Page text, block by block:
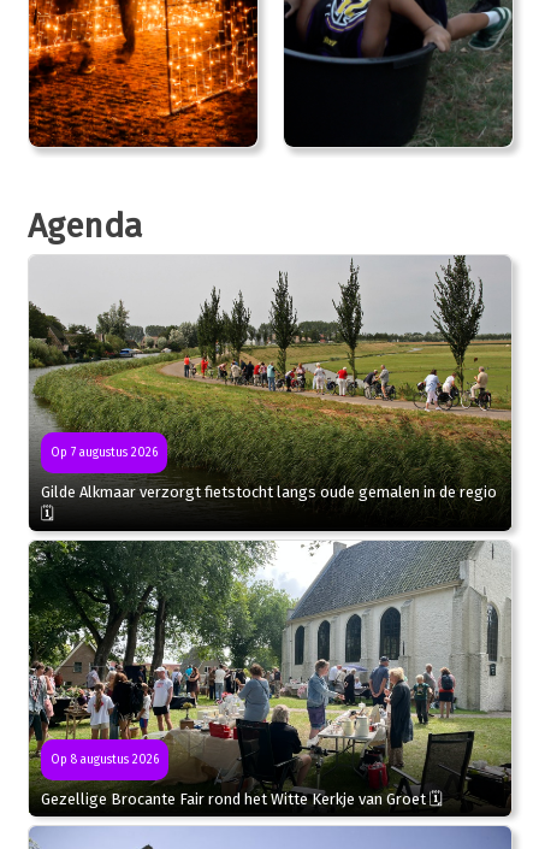
Agenda
Op 7 augustus 2026
Gilde Alkmaar verzorgt fietstocht langs oude gemalen in de regio
🗓
Op 8 augustus 2026
Gezellige Brocante Fair rond het Witte Kerkje van Groet 🗓